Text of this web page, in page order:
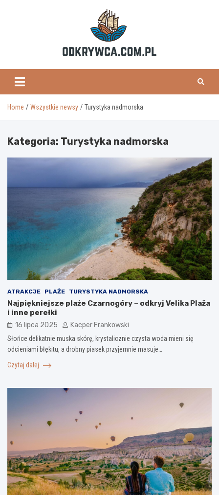
odkrywca.com.pl
Home Wszystkie newsy Turystyka nadmorska
Kategoria: Turystyka nadmorska
ATRAKCJE PLAŻE TURYSTYKA NADMORSKA
Najpiękniejsze plaże Czarnogóry – odkryj Velika Plaža
i inne perełki
16 lipca 2025 Kacper Frankowski
Słońce delikatnie muska skórę, krystalicznie czysta woda mieni się
odcieniami błękitu, a drobny piasek przyjemnie masuje…
Czytaj dalej